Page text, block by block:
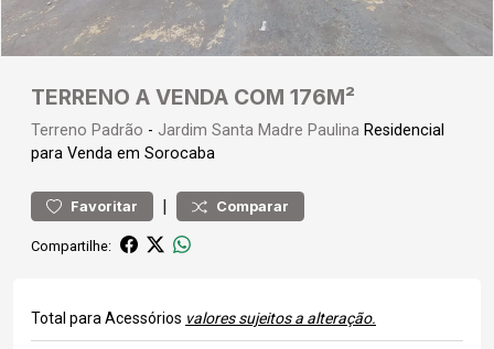
TERRENO A VENDA COM 176M²
Terreno Padrão - Jardim Santa Madre Paulina Residencial
para Venda em Sorocaba
Favoritar | Comparar
Compartilhe:
Total para Acessórios valores sujeitos a alteração.